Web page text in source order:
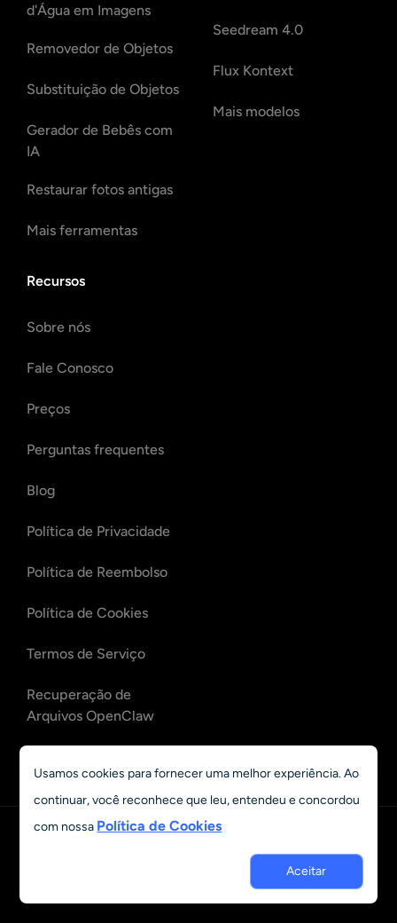
d'Água em Imagens
Removedor de Objetos
Substituição de Objetos
Gerador de Bebês com
IA
Restaurar fotos antigas
Mais ferramentas
Seedream 4.0
Flux Kontext
Mais modelos
Recursos
Sobre nós
Fale Conosco
Preços
Perguntas frequentes
Blog
Política de Privacidade
Política de Reembolso
Política de Cookies
Termos de Serviço
Recuperação de
Arquivos OpenClaw
OpenClaw
© 2023 - 2026 Grand Vision Tech Software Limited. All rights
Usamos cookies para fornecer uma melhor experiência. Ao
continuar, você reconhece que leu, entendeu e concordou
com nossa Política de Cookies
Aceitar